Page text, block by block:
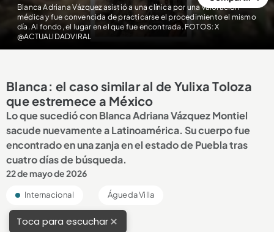
Blanca Adriana Vázquez asistió a una clínica por una valoración
médica y fue convencida de practicarse el procedimiento el mismo
día. Al fondo, el lugar en el que fue encontrada. FOTOS: X
@ACTUALIDADVIRAL
Blanca: el caso similar al de Yulixa Toloza
que estremece a México
Lo que sucedió con Blanca Adriana Vázquez Montiel
sacude nuevamente a Latinoamérica. Su cuerpo fue
encontrado en una zanja en el estado de Puebla tras
cuatro días de búsqueda.
22 de mayo de 2026
Internacional Águeda Villa
Toca para escuchar×